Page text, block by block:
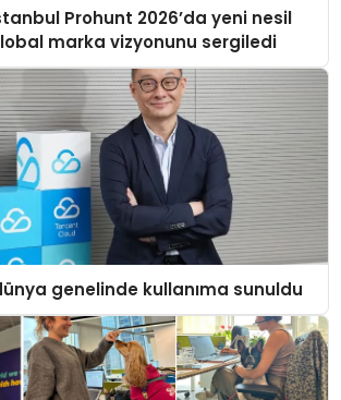
Prohunt 2026’da yeni nesil
marka vizyonunu sergiledi
genelinde kullanıma sunuldu